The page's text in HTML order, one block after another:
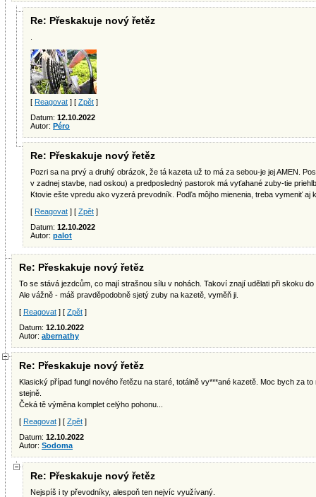
Re: Přeskakuje nový řetěz
[ Reagovat ] [ Zpět ]
Datum: 12.10.2022
Autor: Péro
Re: Přeskakuje nový řetěz
Pozri sa na prvý a druhý obrázok, že tá kazeta už to má za sebou-je jej AMEN.
v zadnej stavbe, nad oskou) a predposledný pastorok má vyťahané zuby-tie
Ktovie ešte vpredu ako vyzerá prevodník. Podľa môjho mienenia, treba vymeniť aj
[ Reagovat ] [ Zpět ]
Datum: 12.10.2022
Autor: palot
Re: Přeskakuje nový řetěz
To se stává jezdcům, co mají strašnou sílu v nohách. Takoví znají udělati při skoku
Ale vážně - máš pravděpodobně sjetý zuby na kazetě, vyměň ji.
[ Reagovat ] [ Zpět ]
Datum: 12.10.2022
Autor: abernathy
Re: Přeskakuje nový řetěz
Klasický případ fungl nového řetězu na staré, totálně vy***ané kazetě. Moc bych za
stejně.
Čeká tě výměna komplet celýho pohonu...
[ Reagovat ] [ Zpět ]
Datum: 12.10.2022
Autor: Sodoma
Re: Přeskakuje nový řetěz
Nejspíš i ty převodníky, alespoň ten nejvíc využívaný.